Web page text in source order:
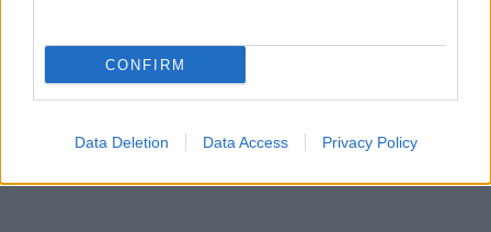
CONFIRM
Data Deletion Data Access Privacy Policy
legfrissebb információkkal és exkluzív tartalmakkal hétről hétre